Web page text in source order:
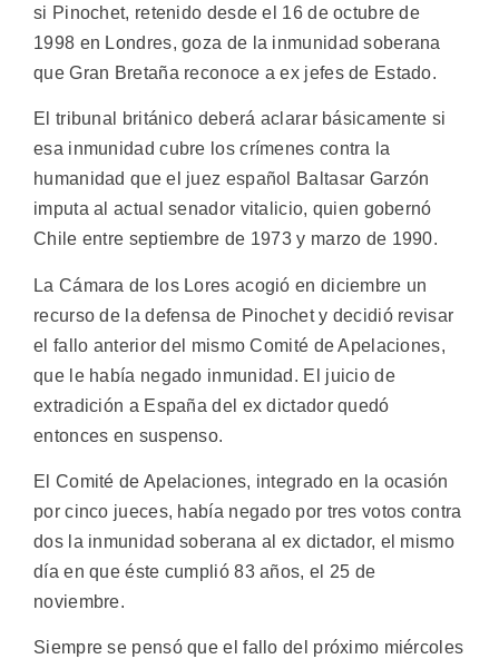
si Pinochet, retenido desde el 16 de octubre de
1998 en Londres, goza de la inmunidad soberana
que Gran Bretaña reconoce a ex jefes de Estado.
El tribunal británico deberá aclarar básicamente si
esa inmunidad cubre los crímenes contra la
humanidad que el juez español Baltasar Garzón
imputa al actual senador vitalicio, quien gobernó
Chile entre septiembre de 1973 y marzo de 1990.
La Cámara de los Lores acogió en diciembre un
recurso de la defensa de Pinochet y decidió revisar
el fallo anterior del mismo Comité de Apelaciones,
que le había negado inmunidad. El juicio de
extradición a España del ex dictador quedó
entonces en suspenso.
El Comité de Apelaciones, integrado en la ocasión
por cinco jueces, había negado por tres votos contra
dos la inmunidad soberana al ex dictador, el mismo
día en que éste cumplió 83 años, el 25 de
noviembre.
Siempre se pensó que el fallo del próximo miércoles